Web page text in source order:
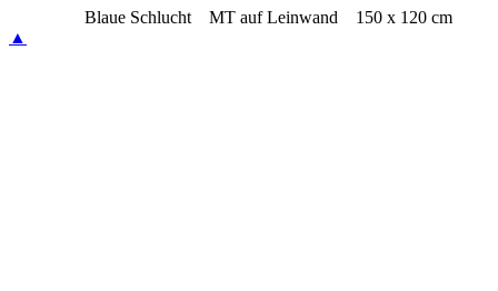
Blaue Schlucht MT auf Leinwand 150 x 120 cm
▲